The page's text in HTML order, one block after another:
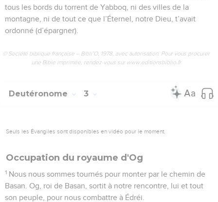
tous les bords du torrent de Yabboq, ni des villes de la
montagne, ni de tout ce que l’Éternel, notre Dieu, t’avait
ordonné (d’épargner).
© Société biblique française – Bibli’O, 1978, avec autorisation. Pour vous procurer
une Bible imprimée, rendez-vous sur www.editionsbiblio.fr
Deutéronome 3
Seuls les Évangiles sont disponibles en vidéo pour le moment.
Occupation du royaume d'Og
1 Nous nous sommes tournés pour monter par le chemin de
Basan. Og, roi de Basan, sortit à notre rencontre, lui et tout
son peuple, pour nous combattre à Édréi.